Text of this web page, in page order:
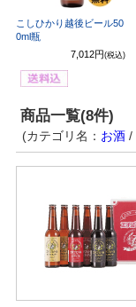
こしひかり越後ビール50
0ml瓶
7,012円 (税込)
商品一覧(8件)
(カテゴリ名： お酒/